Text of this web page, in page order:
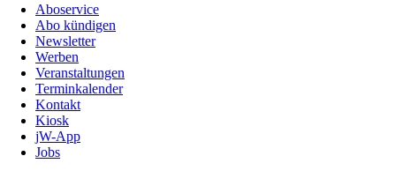
Aboservice
Abo kündigen
Newsletter
Werben
Veranstaltungen
Terminkalender
Kontakt
Kiosk
jW-App
Jobs